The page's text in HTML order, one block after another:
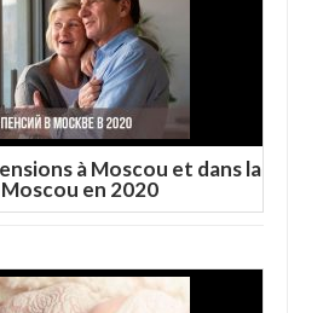
à Moscou et dans la
en 2020